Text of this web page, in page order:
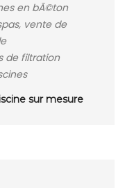
en bÃ©ton
vente de
de filtration
sur mesure